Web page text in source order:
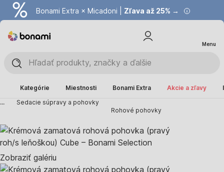
Bonami Extra × Micadoni | Zľava až 25% →
Menu
Kategórie Miestnosti Bonami Extra Akcie a zľavy
...
Sedacie súpravy a pohovky
Rohové pohovky
Zobraziť galériu